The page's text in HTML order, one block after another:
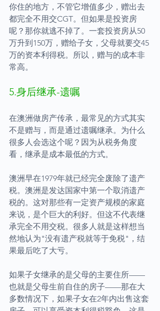
你住的地方，不管它增值多少，赠出去
都完全不用交CGT。但如果是投资房
呢？那你就逃不掉了。一套投资房从50
万升到150万，赠给子女，父母就要交45
万的资本利得税。所以，赠与的成本非
常高。
5.身后继承-遗嘱
在澳洲做房产传承，最常见的方式其实
不是赠与，而是通过遗嘱继承。为什么
很多人会选这个呢？因为从税务角度
看，继承是成本最低的方式。
澳洲早在1979年就已经完全废除了遗产
税。澳洲是发达国家中第一个取消遗产
税的。这对那些有一定资产规模的家庭
来说，是个巨大的利好。但这不代表继
承完全不用交税。很多人就是这样想当
然地认为"没有遗产税就等于免税"，结
果最后吃了大亏。
如果子女继承的是父母的主要住所——
也就是父母生前自住的房子——那在大
多数情况下，如果子女在2年内出售这套